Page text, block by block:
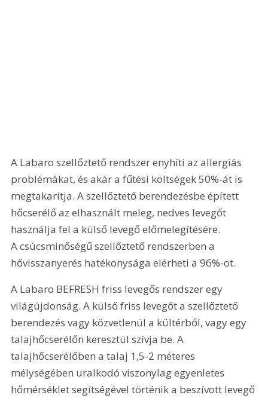
A Labaro szellőztető rendszer enyhíti az allergiás
problémákat, és akár a fűtési költségek 50%-át is
megtakarítja. A szellőztető berendezésbe épített
hőcserélő az elhasznált meleg, nedves levegőt
használja fel a külső levegő előmelegítésére.
A csúcsminőségű szellőztető rendszerben a
hővisszanyerés hatékonysága elérheti a 96%-ot.
A Labaro BEFRESH friss levegős rendszer egy
világújdonság. A külső friss levegőt a szellőztető
berendezés vagy közvetlenül a kültérből, vagy egy
talajhőcserélőn keresztül szívja be. A
talajhőcserélőben a talaj 1,5-2 méteres
mélységében uralkodó viszonylag egyenletes
hőmérséklet segítségével történik a beszívott levegő